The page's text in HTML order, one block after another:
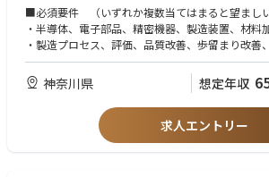
■ 仕事内容（概要）
日本国内の半導体・先端パッケージング顧客に向
キ装置のプロセス技術サポートを担っていただき
り上げる」新規事業フェーズのポジションです。
■ 具体的な業務内容
① プロセスデモンストレーション／技術提案
顧客に対する 装置・プロセスの技術デモンストレ
■必須要件 （いずれか複数当てはまると望ましい
・半導体、電子部品、精密機器、製造装置、材料
・製造プロセス、評価、品質改善、歩留まり改善
験
・製造現場、開発現場、顧客対応のいずれかに携
※PLPや先端パッケージングの直接経験は問いま
※前工程・後工程、装置メーカー・デバイスメー
神奈川県 想定年収
求人エントリー